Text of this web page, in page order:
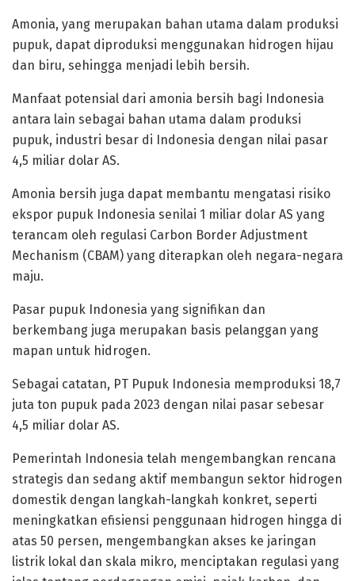
Amonia, yang merupakan bahan utama dalam produksi
pupuk, dapat diproduksi menggunakan hidrogen hijau
dan biru, sehingga menjadi lebih bersih.
Manfaat potensial dari amonia bersih bagi Indonesia
antara lain sebagai bahan utama dalam produksi
pupuk, industri besar di Indonesia dengan nilai pasar
4,5 miliar dolar AS.
Amonia bersih juga dapat membantu mengatasi risiko
ekspor pupuk Indonesia senilai 1 miliar dolar AS yang
terancam oleh regulasi Carbon Border Adjustment
Mechanism (CBAM) yang diterapkan oleh negara-negara
maju.
Pasar pupuk Indonesia yang signifikan dan
berkembang juga merupakan basis pelanggan yang
mapan untuk hidrogen.
Sebagai catatan, PT Pupuk Indonesia memproduksi 18,7
juta ton pupuk pada 2023 dengan nilai pasar sebesar
4,5 miliar dolar AS.
Pemerintah Indonesia telah mengembangkan rencana
strategis dan sedang aktif membangun sektor hidrogen
domestik dengan langkah-langkah konkret, seperti
meningkatkan efisiensi penggunaan hidrogen hingga di
atas 50 persen, mengembangkan akses ke jaringan
listrik lokal dan skala mikro, menciptakan regulasi yang